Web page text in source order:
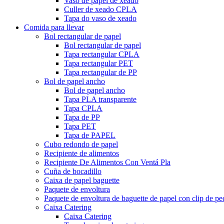
Culler de xeado CPLA
Tapa do vaso de xeado
Comida para llevar
Bol rectangular de papel
Bol rectangular de papel
Tapa rectangular CPLA
Tapa rectangular PET
Tapa rectangular de PP
Bol de papel ancho
Bol de papel ancho
Tapa PLA transparente
Tapa CPLA
Tapa de PP
Tapa PET
Tapa de PAPEL
Cubo redondo de papel
Recipiente de alimentos
Recipiente De Alimentos Con Ventá Pla
Cuña de bocadillo
Caixa de papel baguette
Paquete de envoltura
Paquete de envoltura de baguette de papel con clip de
Caixa Catering
Caixa Catering